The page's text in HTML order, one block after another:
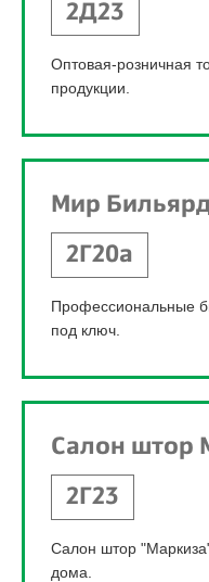
2Д23
Оптовая-розничная
продукции.
Мир
2Г20а
Профессиональные
под ключ.
Салон штор
2Г23
Салон штор
дома.